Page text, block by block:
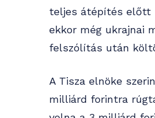
teljes átépítés előtt
ekkor még ukrajnai
felszólítás után
A Tisza elnöke
milliárd forintra